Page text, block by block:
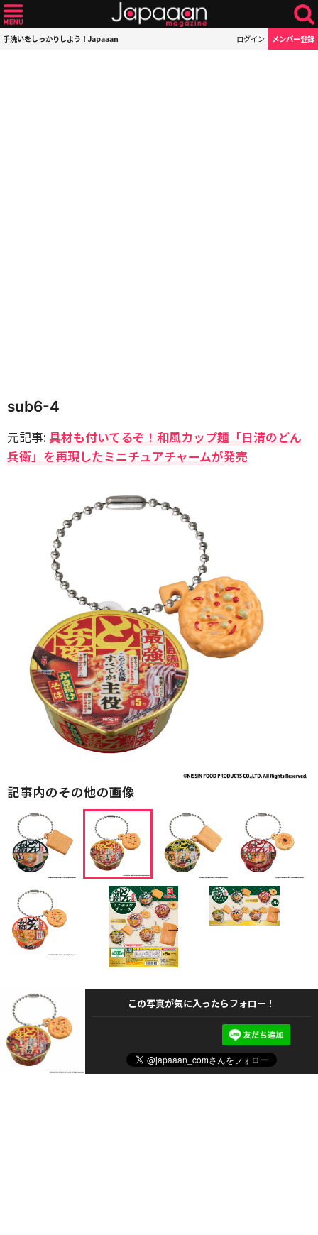
手洗いをしっかりしよう！Japaaan ログイン メンバー登録
sub6-4
元記事: 具材も付いてるぞ！和風カップ麺「日清のどん
兵衛」を再現したミニチュアチャームが発売
記事内のその他の画像
この写真が気に入ったらフォロー！